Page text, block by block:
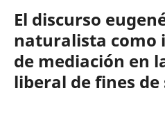
El discurso
naturalista como
de mediación en
liberal de fines de